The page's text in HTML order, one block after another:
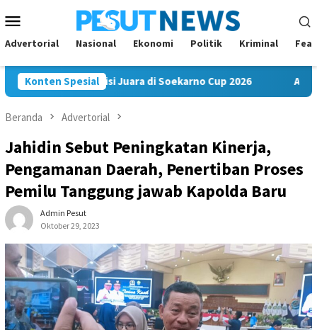
ke
kontenMobile
Advertorial Nasional Ekonomi Politik Kriminal
Konten Spesial
FC Bawa Misi Juara di Soekarno Cup 2026 Andi Satya
Beranda Advertorial
Jahidin Sebut Peningkatan Kinerja,
Pengamanan Daerah, Penertiban Proses
Pemilu Tanggung jawab Kapolda Baru
Admin Pesut
Oktober 29, 2023